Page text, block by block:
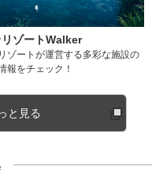
ゾートWalker
ゾートが運営する多彩な施設の
報をチェック！
と見る